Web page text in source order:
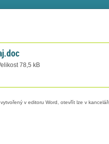
78,5 kB
v editoru Word, otevřít lze v